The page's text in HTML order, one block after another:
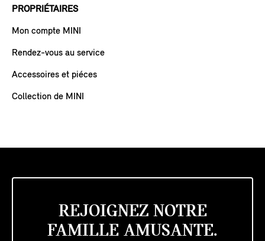
PROPRIÉTAIRES
Mon compte MINI
Rendez-vous au service
Accessoires et piéces
Collection de MINI
REJOIGNEZ NOTRE
FAMILLE AMUSANTE.